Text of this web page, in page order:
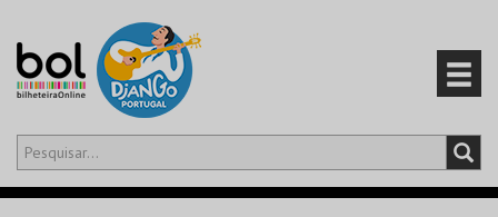
Olá,iniciar sessão